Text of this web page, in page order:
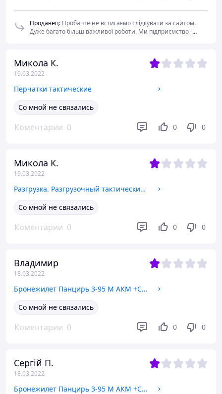
Продавец: Пробачте не встигаємо слідкувати за сайтом.
Дуже багато більш важливої роботи. Ми підприємство -
Микола К.
19.03.2022
Перчатки тактические
Со мной не связались
Коментарии 0 0 0
Микола К.
19.03.2022
Разгрузка. Разгрузочный тактический жилет
Со мной не связались
Коментарии 0 0 0
Владимир
18.03.2022
Бронежилет Панцирь 3-95 М АКМ +СВД, бронежилеты панцирного типа
Со мной не связались
Коментарии 0 0 0
Сергій П.
18.03.2022
Бронежилет Панцирь 3-95 М АКМ +СВД, бронежилеты панцирного типа